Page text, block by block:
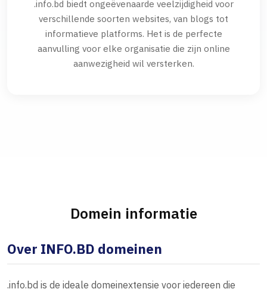
.info.bd biedt ongeëvenaarde veelzijdigheid voor
verschillende soorten websites, van blogs tot
informatieve platforms. Het is de perfecte
aanvulling voor elke organisatie die zijn online
aanwezigheid wil versterken.
Domein informatie
Over INFO.BD domeinen
.info.bd is de ideale domeinextensie voor iedereen die